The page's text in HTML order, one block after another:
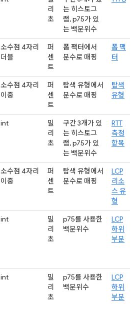
리
초
는 히스토그
램, p75가 있
는 백분위수
소수점 4자리
더블
퍼
센
트
폼 팩터에서
분수로 매핑
폼 팩
터
소수점 4자리
이중
퍼
센
트
탐색 유형에서
분수로 매핑
탐색
유형
int
밀
리
초
구간 3개가 있
는 히스토그
램, p75가 있
는 백분위수
RTT
측정
항목
소수점 4자리
이중
퍼
센
트
탐색 유형에서
분수로 매핑
LCP
리소
스 유
형
int
밀
리
초
p75를 사용한
백분위수
LCP
하위
부분
int
밀
리
초
p75를 사용한
백분위수
LCP
하위
부분